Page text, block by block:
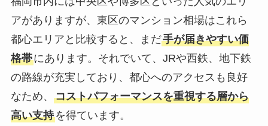
アがありますが、東区のマンション相場はこれら
都心エリアと比較すると、まだ手が届きやすい価
格帯にあります。それでいて、JRや西鉄、地下鉄
の路線が充実しており、都心へのアクセスも良好
なため、 コストパフォーマンスを重視する層から
高い支持を得ています。